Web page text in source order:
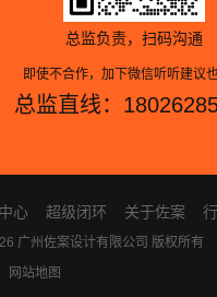
总监负责，扫码沟通
即使不合作，加下微信听听建议
总监直线：
心 超级闭环 关于佐案
广州佐案设计有限公司 版权所有
网站地图